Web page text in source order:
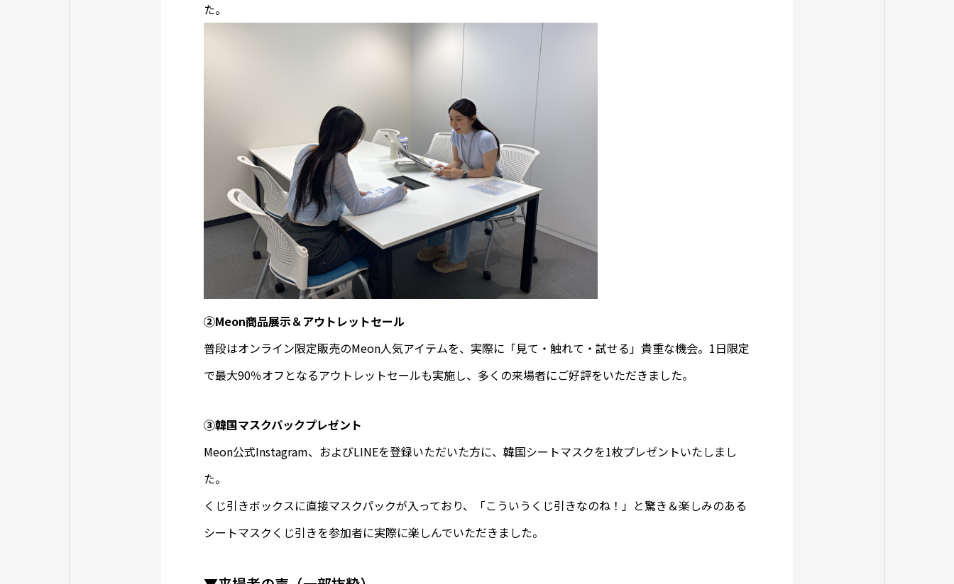
た。
②Meon商品展示＆アウトレットセール
普段はオンライン限定販売のMeon人気アイテムを、実際に「見て・触れて・試せる」貴重な機会。1日限定
で最大90％オフとなるアウトレットセールも実施し、多くの来場者にご好評をいただきました。
➂韓国マスクパックプレゼント
Meon公式Instagram、およびLINEを登録いただいた方に、韓国シートマスクを1枚プレゼントいたしまし
た。
くじ引きボックスに直接マスクパックが入っており、「こういうくじ引きなのね！」と驚き＆楽しみのある
シートマスクくじ引きを参加者に実際に楽しんでいただきました。